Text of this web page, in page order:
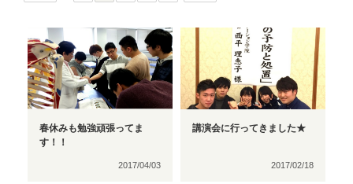
春休みも勉強頑張ってま
す！！
2017/04/03
講演会に行ってきました★
2017/02/18